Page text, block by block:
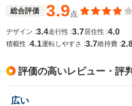
排気量
駆動方式
2735cc
FF
総合評価 3.9点
デザイン :3.4走行性 :3.7居住性 :4.0
積載性 :4.1運転しやすさ :3.7維持費 :
評価の高いレビュー・評判
広い